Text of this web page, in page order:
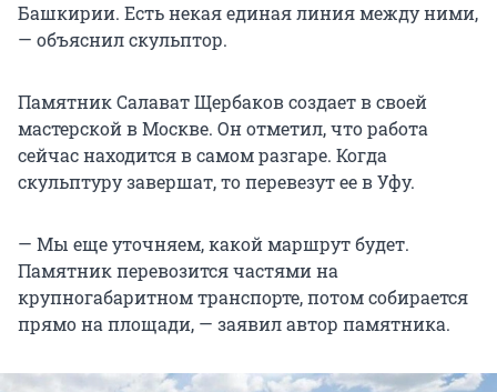
Башкирии. Есть некая единая линия между ними,
— объяснил скульптор.
Памятник Салават Щербаков создает в своей
мастерской в Москве. Он отметил, что работа
сейчас находится в самом разгаре. Когда
скульптуру завершат, то перевезут ее в Уфу.
— Мы еще уточняем, какой маршрут будет.
Памятник перевозится частями на
крупногабаритном транспорте, потом собирается
прямо на площади, — заявил автор памятника.